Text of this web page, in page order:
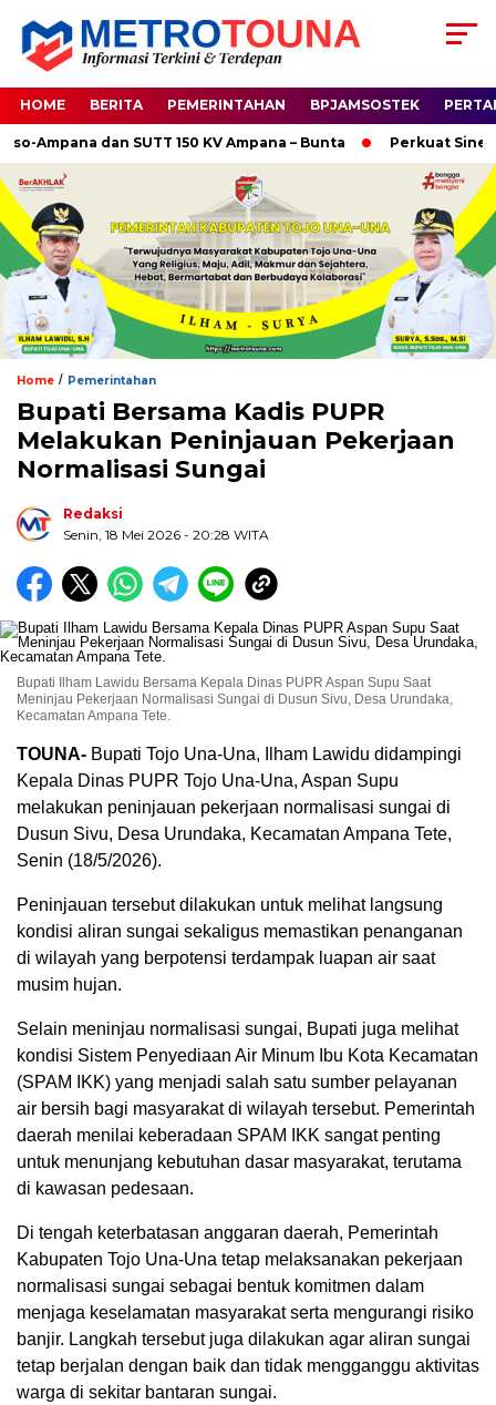
HOME BERITA PEMERINTAHAN BPJAMSOSTEK
dan SUTT 150 KV Ampana – Bunta Perkuat Sinergi
Home / Pemerintahan
Bupati Bersama Kadis PUPR
Melakukan Peninjauan Pekerjaan
Normalisasi Sungai
Redaksi
Senin, 18 Mei 2026 - 20:28 WITA
Bupati Ilham Lawidu Bersama Kepala Dinas PUPR Aspan Supu Saat
Meninjau Pekerjaan Normalisasi Sungai di Dusun Sivu, Desa Urundaka,
Kecamatan Ampana Tete.
TOUNA- Bupati Tojo Una-Una, Ilham Lawidu didampingi
Kepala Dinas PUPR Tojo Una-Una, Aspan Supu
melakukan peninjauan pekerjaan normalisasi sungai di
Dusun Sivu, Desa Urundaka, Kecamatan Ampana Tete,
Senin (18/5/2026).
Peninjauan tersebut dilakukan untuk melihat langsung
kondisi aliran sungai sekaligus memastikan penanganan
di wilayah yang berpotensi terdampak luapan air saat
musim hujan.
Selain meninjau normalisasi sungai, Bupati juga melihat
kondisi Sistem Penyediaan Air Minum Ibu Kota Kecamatan
(SPAM IKK) yang menjadi salah satu sumber pelayanan
air bersih bagi masyarakat di wilayah tersebut. Pemerintah
daerah menilai keberadaan SPAM IKK sangat penting
untuk menunjang kebutuhan dasar masyarakat, terutama
di kawasan pedesaan.
Di tengah keterbatasan anggaran daerah, Pemerintah
Kabupaten Tojo Una-Una tetap melaksanakan pekerjaan
normalisasi sungai sebagai bentuk komitmen dalam
menjaga keselamatan masyarakat serta mengurangi risiko
banjir. Langkah tersebut juga dilakukan agar aliran sungai
tetap berjalan dengan baik dan tidak mengganggu aktivitas
warga di sekitar bantaran sungai.